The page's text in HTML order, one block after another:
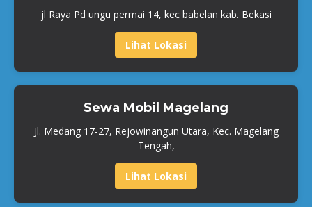
jl Raya Pd ungu permai 14, kec babelan kab. Bekasi
Lihat Lokasi
Sewa Mobil Magelang
Jl. Medang 17-27, Rejowinangun Utara, Kec. Magelang
Tengah,
Lihat Lokasi